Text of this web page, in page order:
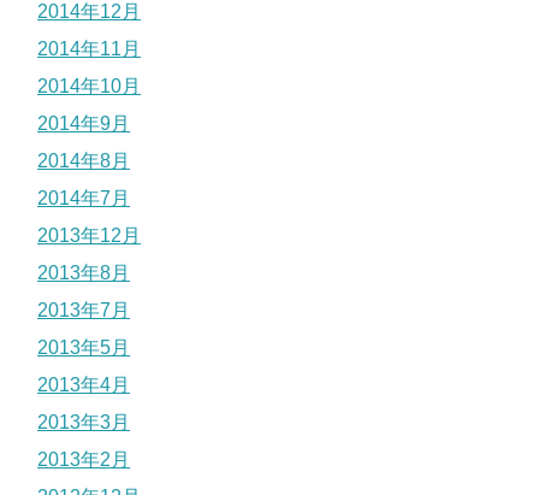
2014年12月
2014年11月
2014年10月
2014年9月
2014年8月
2014年7月
2013年12月
2013年8月
2013年7月
2013年5月
2013年4月
2013年3月
2013年2月